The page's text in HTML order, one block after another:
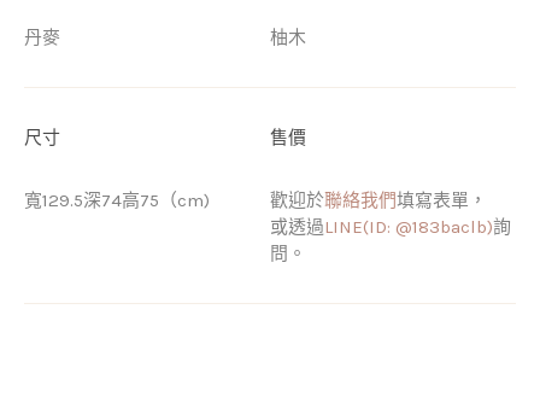
丹麥 柚木
尺寸
寬129.5深74高75（cm)
售價
歡迎於聯絡我們填寫表單，
或透過LINE(ID: @183baclb)詢
問。